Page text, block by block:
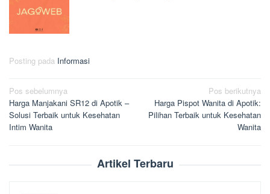
Posting pada Informasi
Navigasi
pos
Pos sebelumnya
Harga Manjakani SR12 di Apotik –
Solusi Terbaik untuk Kesehatan
Intim Wanita
Pos berikutnya
Harga Pispot Wanita di Apotik:
Pilihan Terbaik untuk Kesehatan
Wanita
Artikel Terbaru